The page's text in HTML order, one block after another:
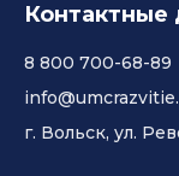
Контактные
8 800 700-68-89
г. Вольск, ул.